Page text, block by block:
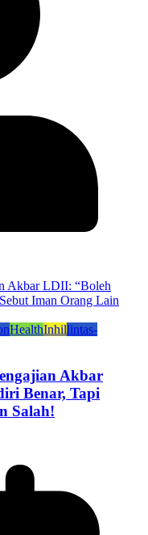
HealthInhillintas-
Akbar
Benar, Tapi
Salah!